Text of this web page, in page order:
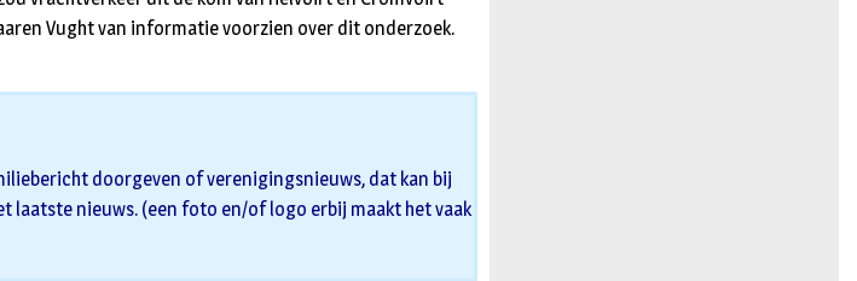
Vught van informatie voorzien over dit onderzoek.
doorgeven of verenigingsnieuws, dat kan bij
laatste nieuws. (een foto en/of logo erbij maakt het vaak